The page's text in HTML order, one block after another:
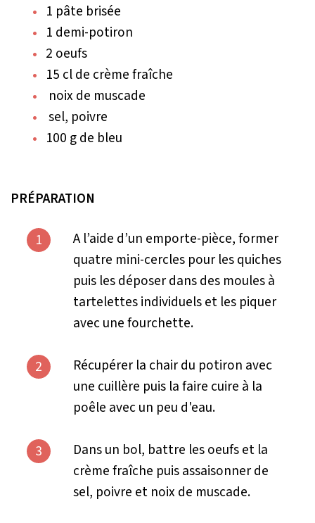
1 pâte brisée
1 demi-potiron
2 oeufs
15 cl de crème fraîche
noix de muscade
sel, poivre
100 g de bleu
PRÉPARATION
1
A l’aide d’un emporte-pièce, former
quatre mini-cercles pour les quiches
puis les déposer dans des moules à
tartelettes individuels et les piquer
avec une fourchette.
2
Récupérer la chair du potiron avec
une cuillère puis la faire cuire à la
poêle avec un peu d'eau.
3
Dans un bol, battre les oeufs et la
crème fraîche puis assaisonner de
sel, poivre et noix de muscade.